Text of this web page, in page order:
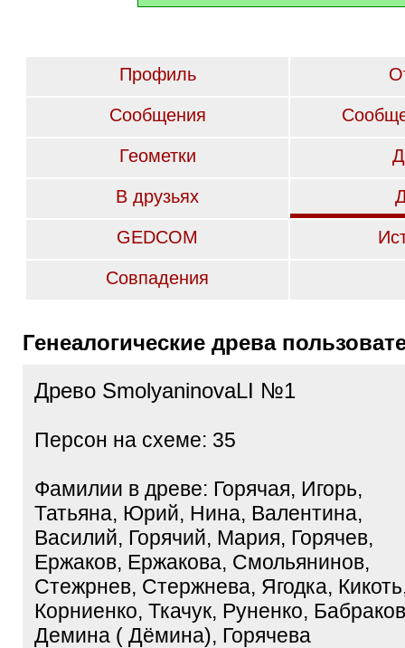
Профиль
Сообщения
Геометки
В друзьях
GEDCOM
Совпадения
Генеалогические древа
Древо SmolyaninovaLI №1
Персон на схеме: 35
Фамилии в древе: Горячая, Игорь,
Татьяна, Юрий, Нина, Валентина,
Василий, Горячий, Мария, Горячев,
Ержаков, Ержакова, Смольянинов,
Стежрнев, Стержнева, Ягодка,
Корниенко, Ткачук, Руненко,
Демина ( Дёмина), Горячева